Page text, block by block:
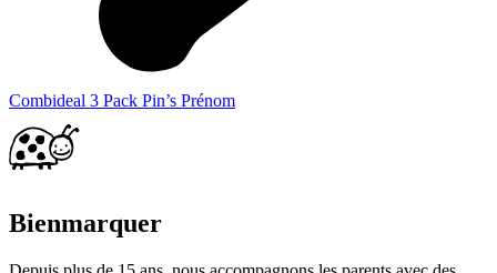
Combideal 3 Pack Pin’s Prénom
Bienmarquer